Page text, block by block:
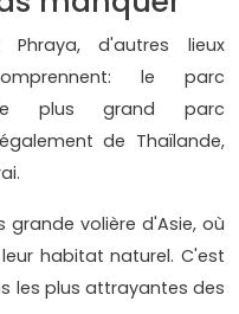
d'autres lieux
le parc
le plus grand parc
de Thaïlande,
grande volière d'Asie, où
habitat naturel. C'est
les plus attrayantes des